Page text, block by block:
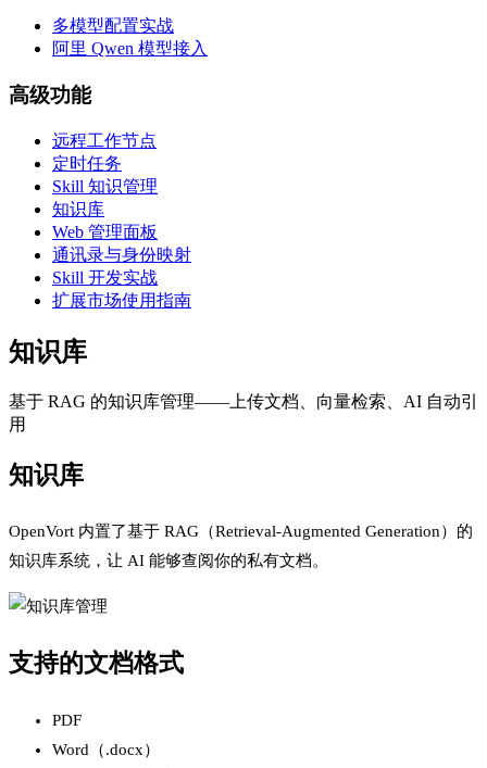
多模型配置实战
阿里 Qwen 模型接入
高级功能
远程工作节点
定时任务
Skill 知识管理
知识库
Web 管理面板
通讯录与身份映射
Skill 开发实战
扩展市场使用指南
知识库
基于 RAG 的知识库管理——上传文档、向量检索、AI 自动引
用
知识库
OpenVort 内置了基于 RAG（Retrieval-Augmented Generation）的
知识库系统，让 AI 能够查阅你的私有文档。
支持的文档格式
PDF
Word（.docx）